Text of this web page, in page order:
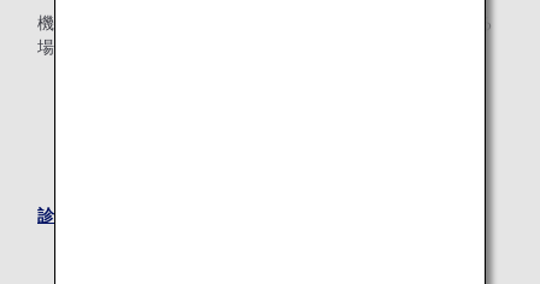
機内で医療用酸素ボンベや特定の医療機器などを使用される
場合に診断書をご用意いただいております。
診断書について